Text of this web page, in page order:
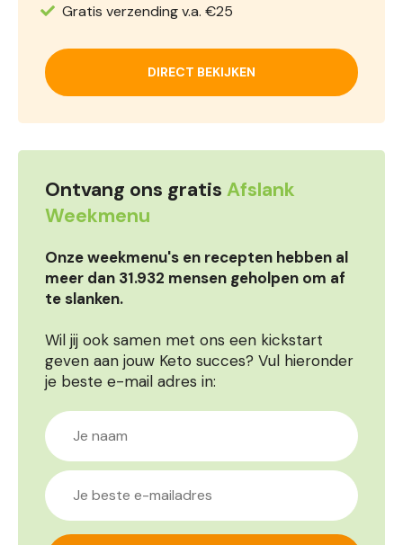
Gratis verzending v.a. €25
DIRECT BEKIJKEN
Ontvang ons gratis Afslank
Weekmenu
Onze weekmenu's en recepten hebben al
meer dan 31.932 mensen geholpen om af
te slanken.
Wil jij ook samen met ons een kickstart
geven aan jouw Keto succes? Vul hieronder
je beste e-mail adres in: